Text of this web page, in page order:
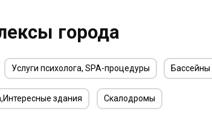
города
Услуги психолога, SPA-процедуры Бассейны
здания Скалодромы